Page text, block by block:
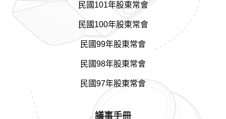
民國101年股東常會
民國100年股東常會
民國99年股東常會
民國98年股東常會
民國97年股東常會
議事手冊